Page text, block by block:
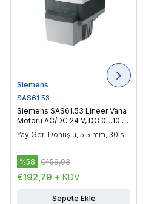
Siemens
SAS61.53
Siemens SAS61.53 Lineer Vana
Motoru AC/DC 24 V, DC 0…10 V
/ DC 4…20 mA, Oransal Kontrol,
400 N
Yay Geri Dönüşlü, 5,5 mm, 30 s
€192,79 + KDV
%58 €459,03
Sepete Ekle